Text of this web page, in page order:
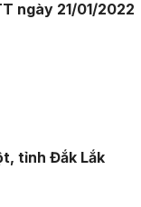
ngày 21/01/2022
tỉnh Đắk Lắk